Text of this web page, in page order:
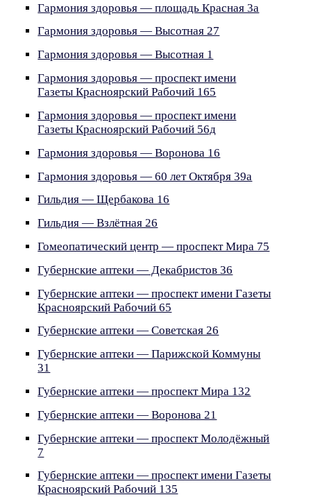
Гармония здоровья — площадь Красная 3а
Гармония здоровья — Высотная 27
Гармония здоровья — Высотная 1
Гармония здоровья — проспект имени
Газеты Красноярский Рабочий 165
Гармония здоровья — проспект имени
Газеты Красноярский Рабочий 56д
Гармония здоровья — Воронова 16
Гармония здоровья — 60 лет Октября 39а
Гильдия — Щербакова 16
Гильдия — Взлётная 26
Гомеопатический центр — проспект Мира 75
Губернские аптеки — Декабристов 36
Губернские аптеки — проспект имени Газеты
Красноярский Рабочий 65
Губернские аптеки — Советская 26
Губернские аптеки — Парижской Коммуны
31
Губернские аптеки — проспект Мира 132
Губернские аптеки — Воронова 21
Губернские аптеки — проспект Молодёжный
7
Губернские аптеки — проспект имени Газеты
Красноярский Рабочий 135